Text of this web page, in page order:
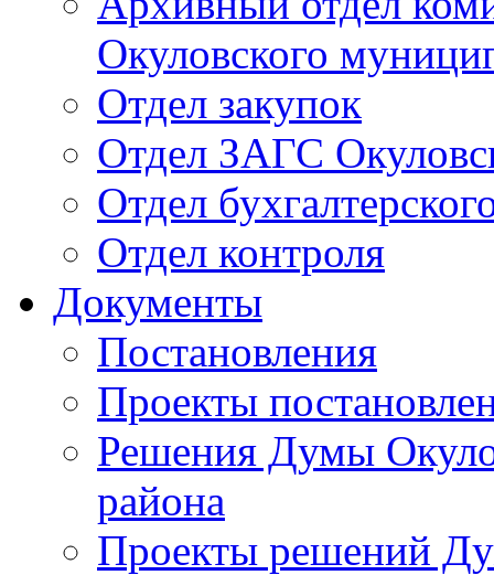
Окуловского
Отдел закупок
Отдел ЗАГС
Отдел
Отдел контроля
Документы
Постановления
Проекты
Решения Думы
района
Проекты решений